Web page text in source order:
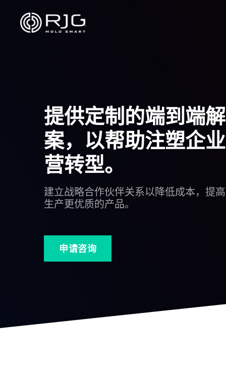
提供定制的端到端
案，以帮助注塑企
营转型。
建立战略合作伙伴关系以降低成本，提
生产更优质的产品。
申请咨询